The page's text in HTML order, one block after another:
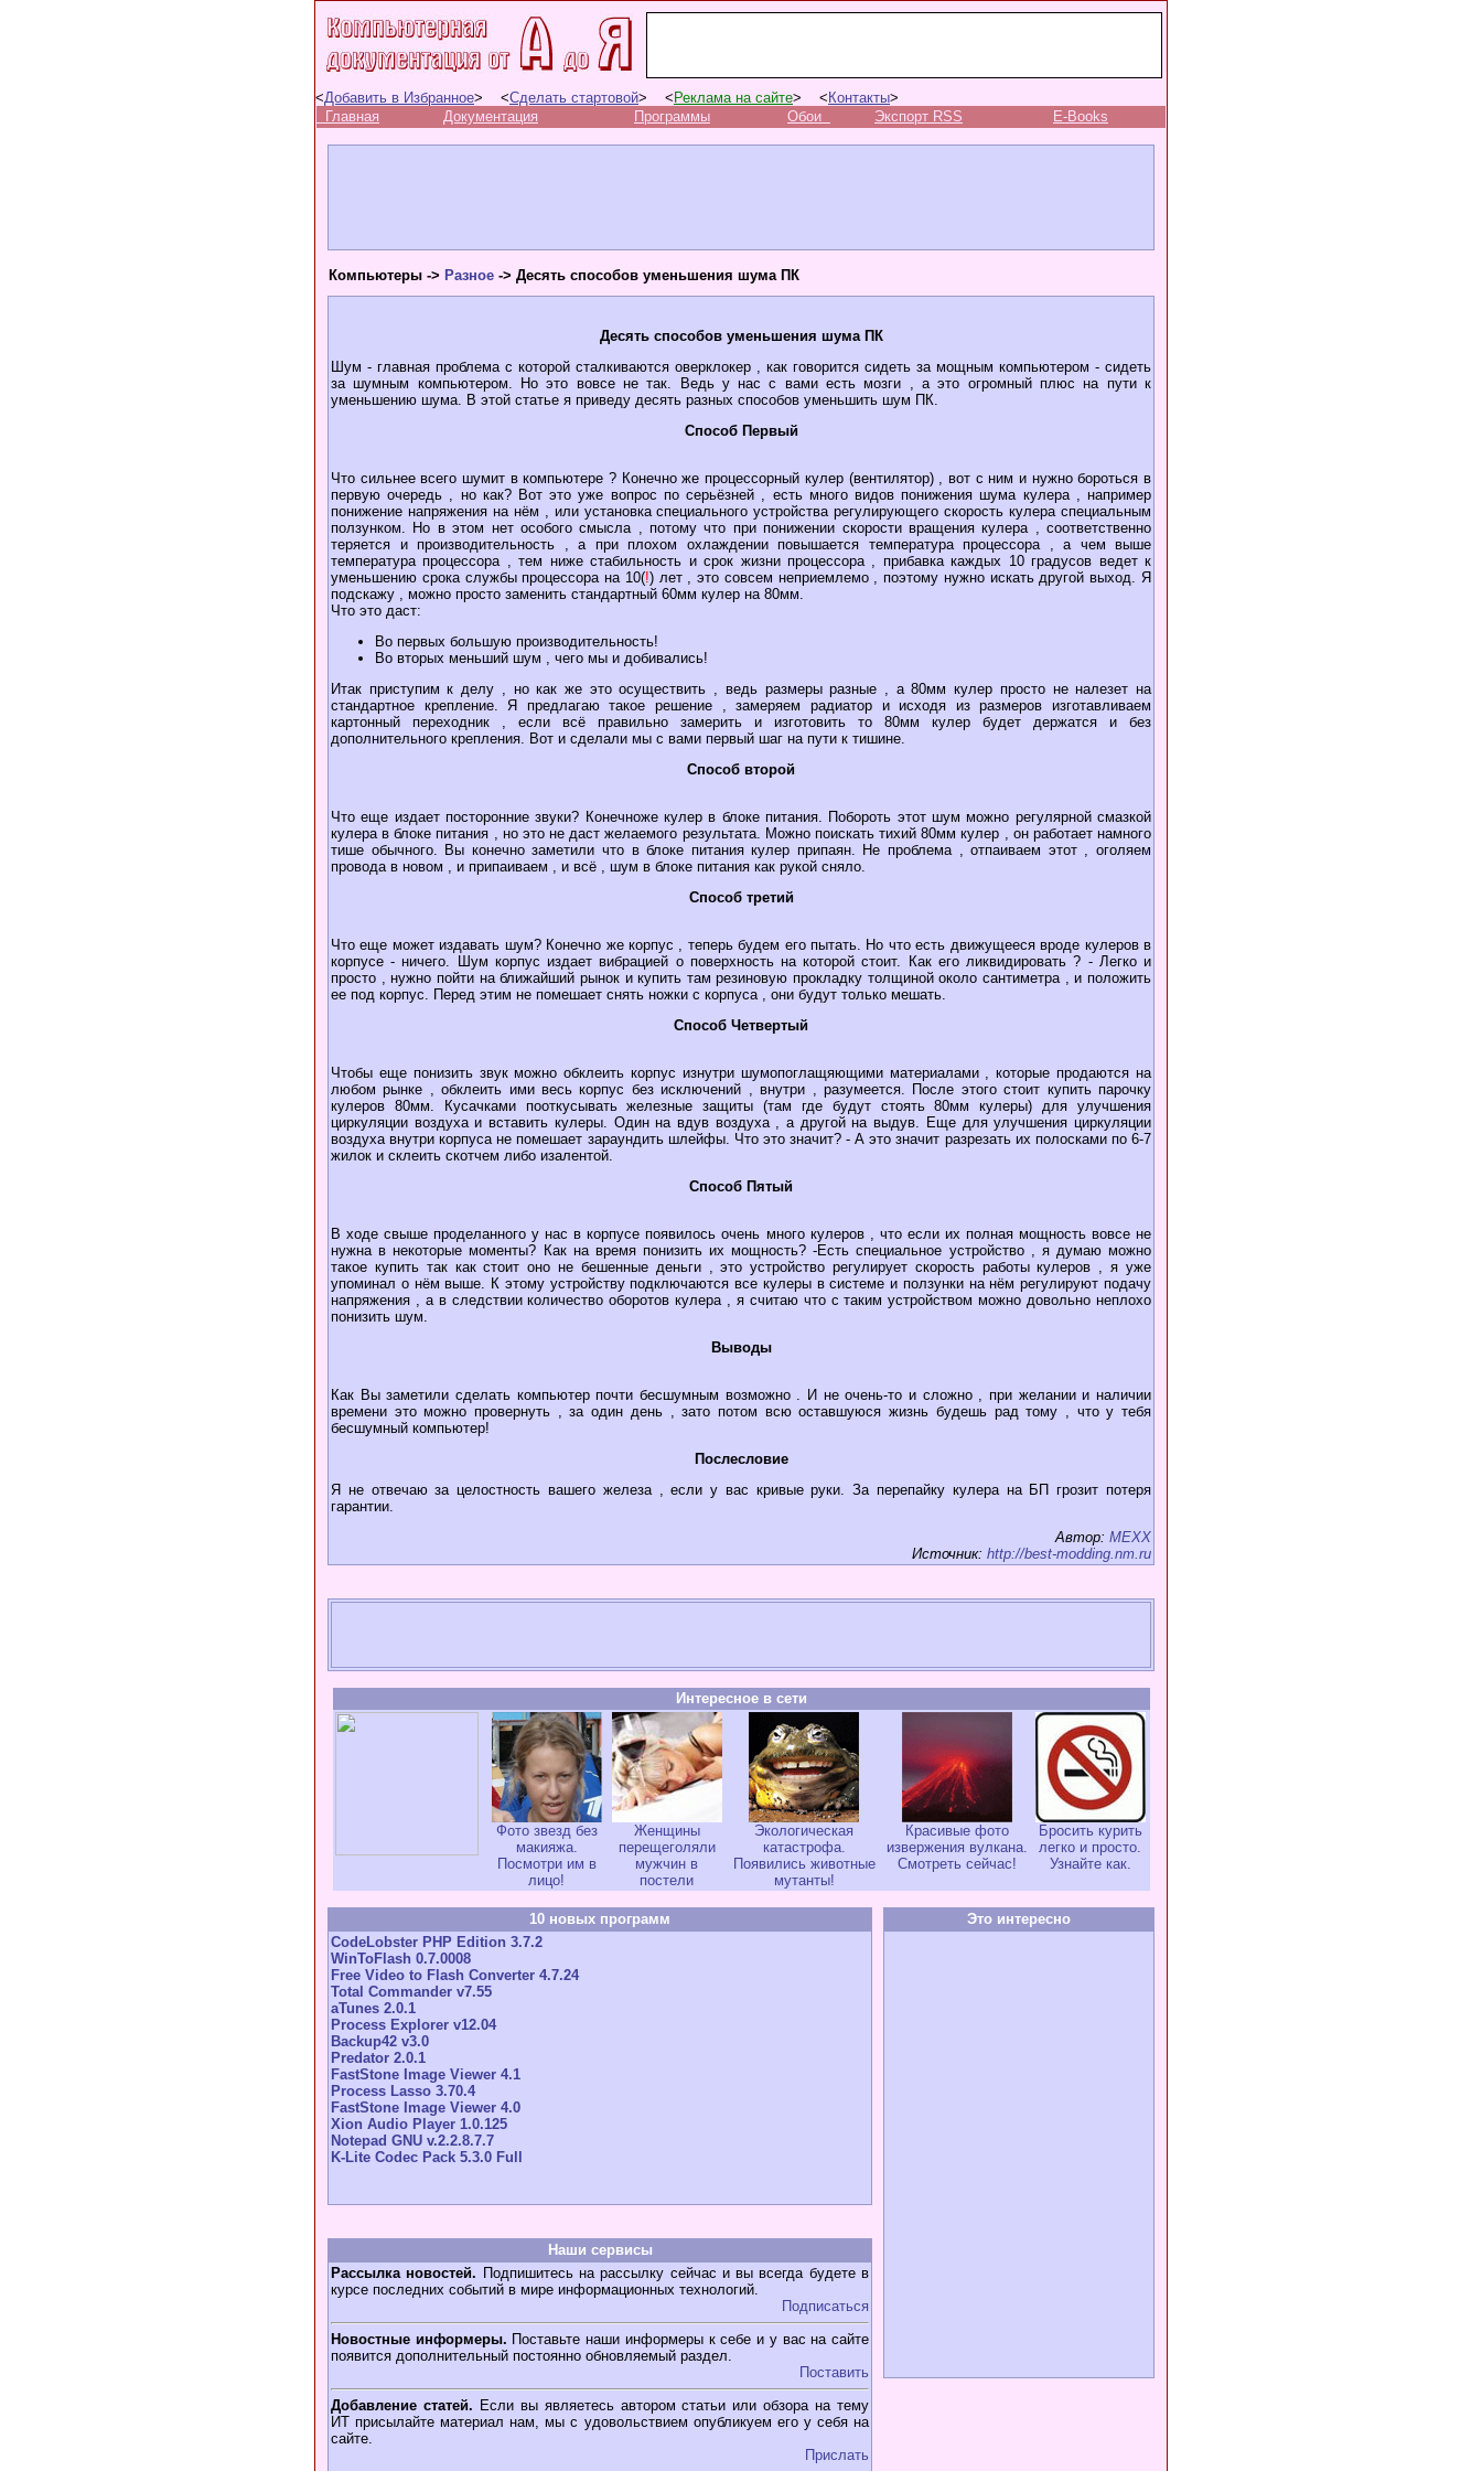
<Добавить в Избранное> <Сделать стартовой> < Реклама на сайте> < Контакты>
Главная
Документация Программы Обои Экспорт RSS E-Books
Компьютеры -> Разное -> Десять способов уменьшения шума ПК
Десять способов уменьшения шума ПК
Шум - главная проблема с которой сталкиваются оверклокер , как говорится сидеть за мощным компьютером - сидеть
за шумным компьютером. Но это вовсе не так. Ведь у нас с вами есть мозги , а это огромный плюс на пути к
уменьшению шума. В этой статье я приведу десять разных способов уменьшить шум ПК.
Способ Первый
Что сильнее всего шумит в компьютере ? Конечно же процессорный кулер (вентилятор) , вот с ним и нужно бороться в
первую очередь , но как? Вот это уже вопрос по серьёзней , есть много видов понижения шума кулера , например
понижение напряжения на нём , или установка специального устройства регулирующего скорость кулера специальным
ползунком. Но в этом нет особого смысла , потому что при понижении скорости вращения кулера , соответственно
теряется и производительность , а при плохом охлаждении повышается температура процессора , а чем выше
температура процессора , тем ниже стабильность и срок жизни процессора , прибавка каждых 10 градусов ведет к
уменьшению срока службы процессора на 10(!) лет , это совсем неприемлемо , поэтому нужно искать другой выход. Я
подскажу , можно просто заменить стандартный 60мм кулер на 80мм.
Что это даст:
Во первых большую производительность!
Во вторых меньший шум , чего мы и добивались!
Итак приступим к делу , но как же это осуществить , ведь размеры разные , а 80мм кулер просто не налезет на
стандартное крепление. Я предлагаю такое решение , замеряем радиатор и исходя из размеров изготавливаем
картонный переходник , если всё правильно замерить и изготовить то 80мм кулер будет держатся и без
дополнительного крепления. Вот и сделали мы с вами первый шаг на пути к тишине.
Способ второй
Что еще издает посторонние звуки? Конечноже кулер в блоке питания. Побороть этот шум можно регулярной смазкой
кулера в блоке питания , но это не даст желаемого результата. Можно поискать тихий 80мм кулер , он работает намного
тише обычного. Вы конечно заметили что в блоке питания кулер припаян. Не проблема , отпаиваем этот , оголяем
провода в новом , и припаиваем , и всё , шум в блоке питания как рукой сняло.
Способ третий
Что еще может издавать шум? Конечно же корпус , теперь будем его пытать. Но что есть движущееся вроде кулеров в
корпусе - ничего. Шум корпус издает вибрацией о поверхность на которой стоит. Как его ликвидировать ? - Легко и
просто , нужно пойти на ближайший рынок и купить там резиновую прокладку толщиной около сантиметра , и положить
ее под корпус. Перед этим не помешает снять ножки с корпуса , они будут только мешать.
Способ Четвертый
Чтобы еще понизить звук можно обклеить корпус изнутри шумопоглащяющими материалами , которые продаются на
любом рынке , обклеить ими весь корпус без исключений , внутри , разумеется. После этого стоит купить парочку
кулеров 80мм. Кусачками пооткусывать железные защиты (там где будут стоять 80мм кулеры) для улучшения
циркуляции воздуха и вставить кулеры. Один на вдув воздуха , а другой на выдув. Еще для улучшения циркуляции
воздуха внутри корпуса не помешает зараундить шлейфы. Что это значит? - А это значит разрезать их полосками по 6-7
жилок и склеить скотчем либо изалентой.
Способ Пятый
В ходе свыше проделанного у нас в корпусе появилось очень много кулеров , что если их полная мощность вовсе не
нужна в некоторые моменты? Как на время понизить их мощность? -Есть специальное устройство , я думаю можно
такое купить так как стоит оно не бешенные деньги , это устройство регулирует скорость работы кулеров , я уже
упоминал о нём выше. К этому устройству подключаются все кулеры в системе и ползунки на нём регулируют подачу
напряжения , а в следствии количество оборотов кулера , я считаю что с таким устройством можно довольно неплохо
понизить шум.
Выводы
Как Вы заметили сделать компьютер почти бесшумным возможно . И не очень-то и сложно , при желании и наличии
времени это можно провернуть , за один день , зато потом всю оставшуюся жизнь будешь рад тому , что у тебя
бесшумный компьютер!
Послесловие
Я не отвечаю за целостность вашего железа , если у вас кривые руки. За перепайку кулера на БП грозит потеря
гарантии.
Автор: МЕХХ
Источник: http://best-modding.nm.ru
Интересное в сети
Фото звезд без
макияжа.
Посмотри им в
лицо!
Женщины
перещеголяли
мужчин в
постели
Экологическая
катастрофа.
Появились животные
мутанты!
Красивые фото
извержения вулкана.
Смотреть сейчас!
Бросить курить
легко и просто.
Узнайте как.
10 новых программ
CodeLobster PHP Edition 3.7.2
WinToFlash 0.7.0008
Free Video to Flash Converter 4.7.24
Total Commander v7.55
aTunes 2.0.1
Process Explorer v12.04
Backup42 v3.0
Predator 2.0.1
FastStone Image Viewer 4.1
Process Lasso 3.70.4
FastStone Image Viewer 4.0
Xion Audio Player 1.0.125
Notepad GNU v.2.2.8.7.7
K-Lite Codec Pack 5.3.0 Full
Наши сервисы
Рассылка новостей. Подпишитесь на рассылку сейчас и вы всегда будете в
курсе последних событий в мире информационных технологий.
Подписаться
Новостные информеры. Поставьте наши информеры к себе и у вас на сайте
появится дополнительный постоянно обновляемый раздел.
Поставить
Добавление статей. Если вы являетесь автором статьи или обзора на тему
ИТ присылайте материал нам, мы с удовольствием опубликуем его у себя на
сайте.
Прислать
Это интересно